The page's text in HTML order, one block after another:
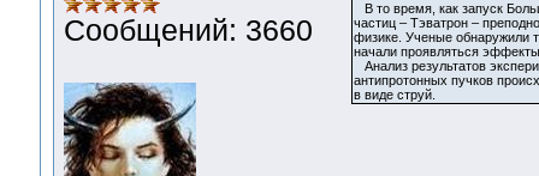
Сообщений: 3660
В то время, как запуск
частиц – Тэватрон –
физике. Ученые обнаружили
начали проявляться
Анализ результатов
антипротонных пучков
в виде струй.